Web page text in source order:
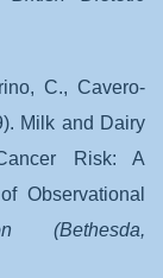
C., Cavero-
Milk and Dairy
Risk: A
Observational
(Bethesda,